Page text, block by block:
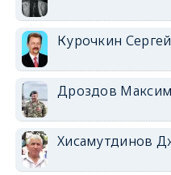
Курочкин
Дроздов
Хисамутдинов